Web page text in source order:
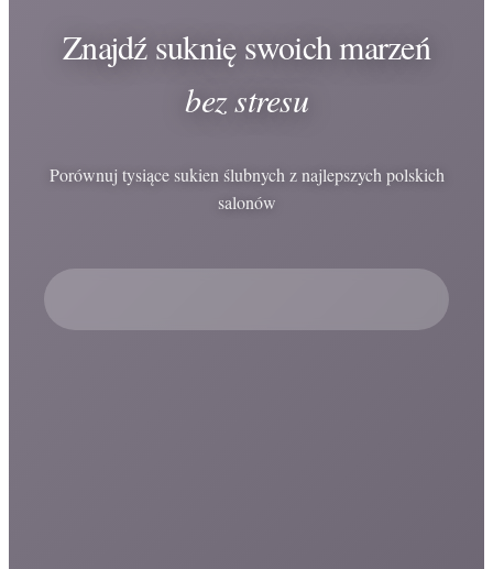
Znajdź suknię swoich marzeń
bez stresu
Porównuj tysiące sukien ślubnych z najlepszych polskich
salonów